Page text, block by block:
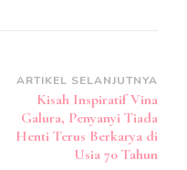
ARTIKEL SELANJUTNYA
Kisah Inspiratif Vina
Galura, Penyanyi Tiada
Henti Terus Berkarya di
Usia 70 Tahun